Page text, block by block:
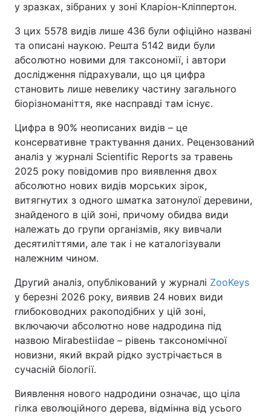
у зразках, зібраних у зоні Кларіон-Кліппертон.
З цих 5578 видів лише 436 були офіційно названі
та описані наукою. Решта 5142 види були
абсолютно новими для таксономії, і автори
дослідження підрахували, що ця цифра
становить лише невелику частину загального
біорізноманіття, яке насправді там існує.
Цифра в 90% неописаних видів – це
консервативне трактування даних. Рецензований
аналіз у журналі Scientific Reports за травень
2025 року повідомив про виявлення двох
абсолютно нових видів морських зірок,
витягнутих з одного шматка затонулої деревини,
знайденого в цій зоні, причому обидва види
належать до групи організмів, яку вивчали
десятиліттями, але так і не каталогізували
належним чином.
Другий аналіз, опублікований у журналі ZooKeys
у березні 2026 року, виявив 24 нових види
глибоководних ракоподібних у цій зоні,
включаючи абсолютно нове надродина під
назвою Mirabestiidae – рівень таксономічної
новизни, який вкрай рідко зустрічається в
сучасній біології.
Виявлення нового надродини означає, що ціла
гілка еволюційного дерева, відмінна від усього